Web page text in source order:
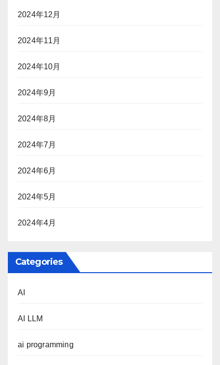
2024年12月
2024年11月
2024年10月
2024年9月
2024年8月
2024年7月
2024年6月
2024年5月
2024年4月
Categories
AI
AI LLM
ai programming